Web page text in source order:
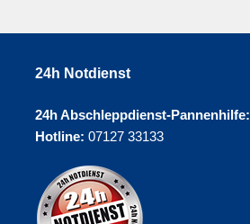
24h Notdienst
24h Abschleppdienst-Pannenhilfe:
Hotline: 07127 33133